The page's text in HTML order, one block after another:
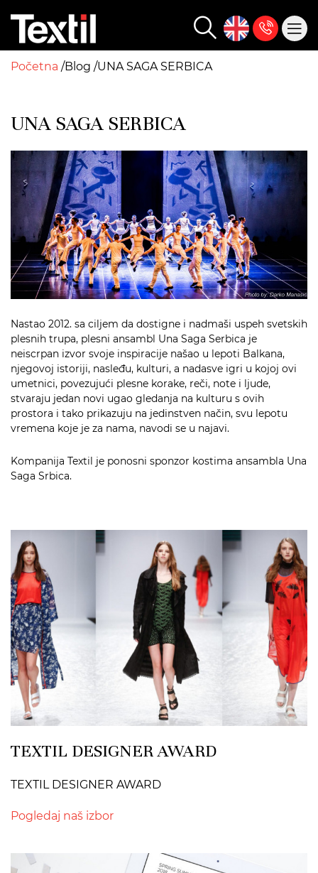
Početna Blog UNA SAGA SERBICA
UNA SAGA SERBICA
Nastao 2012. sa ciljem da dostigne i nadmaši uspeh svetskih
plesnih trupa, plesni ansambl Una Saga Serbica je
neiscrpan izvor svoje inspiracije našao u lepoti Balkana,
njegovoj istoriji, nasleđu, kulturi, a nadasve igri u kojoj ovi
umetnici, povezujući plesne korake, reči, note i ljude,
stvaraju jedan novi ugao gledanja na kulturu s ovih
prostora i tako prikazuju na jedinstven način, svu lepotu
vremena koje je za nama, navodi se u najavi.
Kompanija Textil je ponosni sponzor kostima ansambla Una
Saga Srbica.
TEXTIL DESIGNER AWARD
TEXTIL DESIGNER AWARD
Pogledaj naš izbor